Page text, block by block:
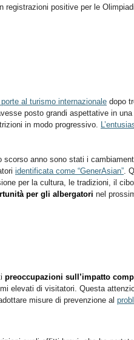
positive per le
al turismo internazionale dopo
posto grandi aspettative in
in modo progressivo.
anno sono stati i
identificata come “GenerAsian”.
per la cultura, le tradizioni, il
per gli albergatori nel
preoccupazioni sull’impatto
elevati di visitatori. Questa
misure di prevenzione al